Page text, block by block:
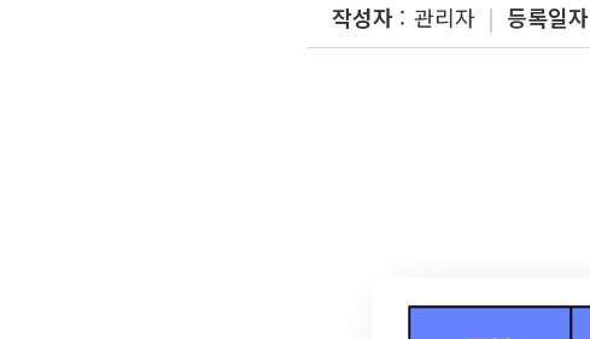
작성자 관리자 등록일자